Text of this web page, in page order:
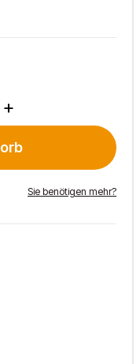
+
Sie benötigen mehr?